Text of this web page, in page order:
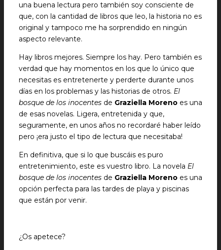
una buena lectura pero también soy consciente de
que, con la cantidad de libros que leo, la historia no es
original y tampoco me ha sorprendido en ningún
aspecto relevante.
Hay libros mejores. Siempre los hay. Pero también es
verdad que hay momentos en los que lo único que
necesitas es entretenerte y perderte durante unos
días en los problemas y las historias de otros. El
bosque de los inocentes de Graziella Moreno es una
de esas novelas. Ligera, entretenida y que,
seguramente, en unos años no recordaré haber leído
pero ¡era justo el tipo de lectura que necesitaba!
En definitiva, que si lo que buscáis es puro
entretenimiento, este es vuestro libro. La novela El
bosque de los inocentes de Graziella Moreno es una
opción perfecta para las tardes de playa y piscinas
que están por venir.
¿Os apetece?